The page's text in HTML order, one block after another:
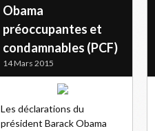
Obama
préoccupantes et
condamnables (PCF)
14 Mars 2015
Les déclarations du
président Barack Obama